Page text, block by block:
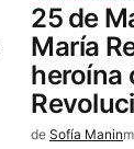
25 de
María
heroína
de Sofía Manin